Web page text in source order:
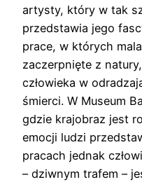
artysty, który w tak
przedstawia jego
prace, w których
zaczerpnięte z
człowieka w
śmierci. W Museum
gdzie krajobraz jest
emocji ludzi
pracach jednak
– dziwnym trafem –